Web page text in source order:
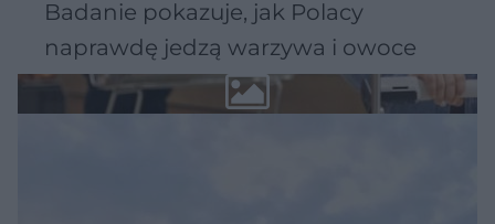
Badanie pokazuje, jak Polacy
naprawdę jedzą warzywa i owoce